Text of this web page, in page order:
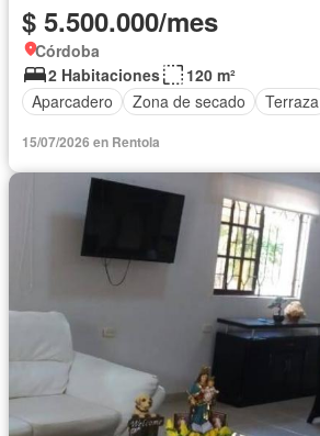
$ 5.500.000/mes
Córdoba
2 Habitaciones
120 m²
Aparcadero
Zona de secado Terraza
15/07/2026 en Rentola